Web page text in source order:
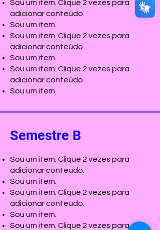
Sou um item. Clique 2 vezes para
adicionar conteúdo.
Sou um item.
Sou um item. Clique 2 vezes para
adicionar conteúdo.
Sou um item.
Sou um item. Clique 2 vezes para
adicionar conteúdo.
Sou um item.
Semestre B
Sou um item. Clique 2 vezes para
adicionar conteúdo.
Sou um item.
Sou um item. Clique 2 vezes para
adicionar conteúdo.
Sou um item.
Sou um item. Clique 2 vezes para